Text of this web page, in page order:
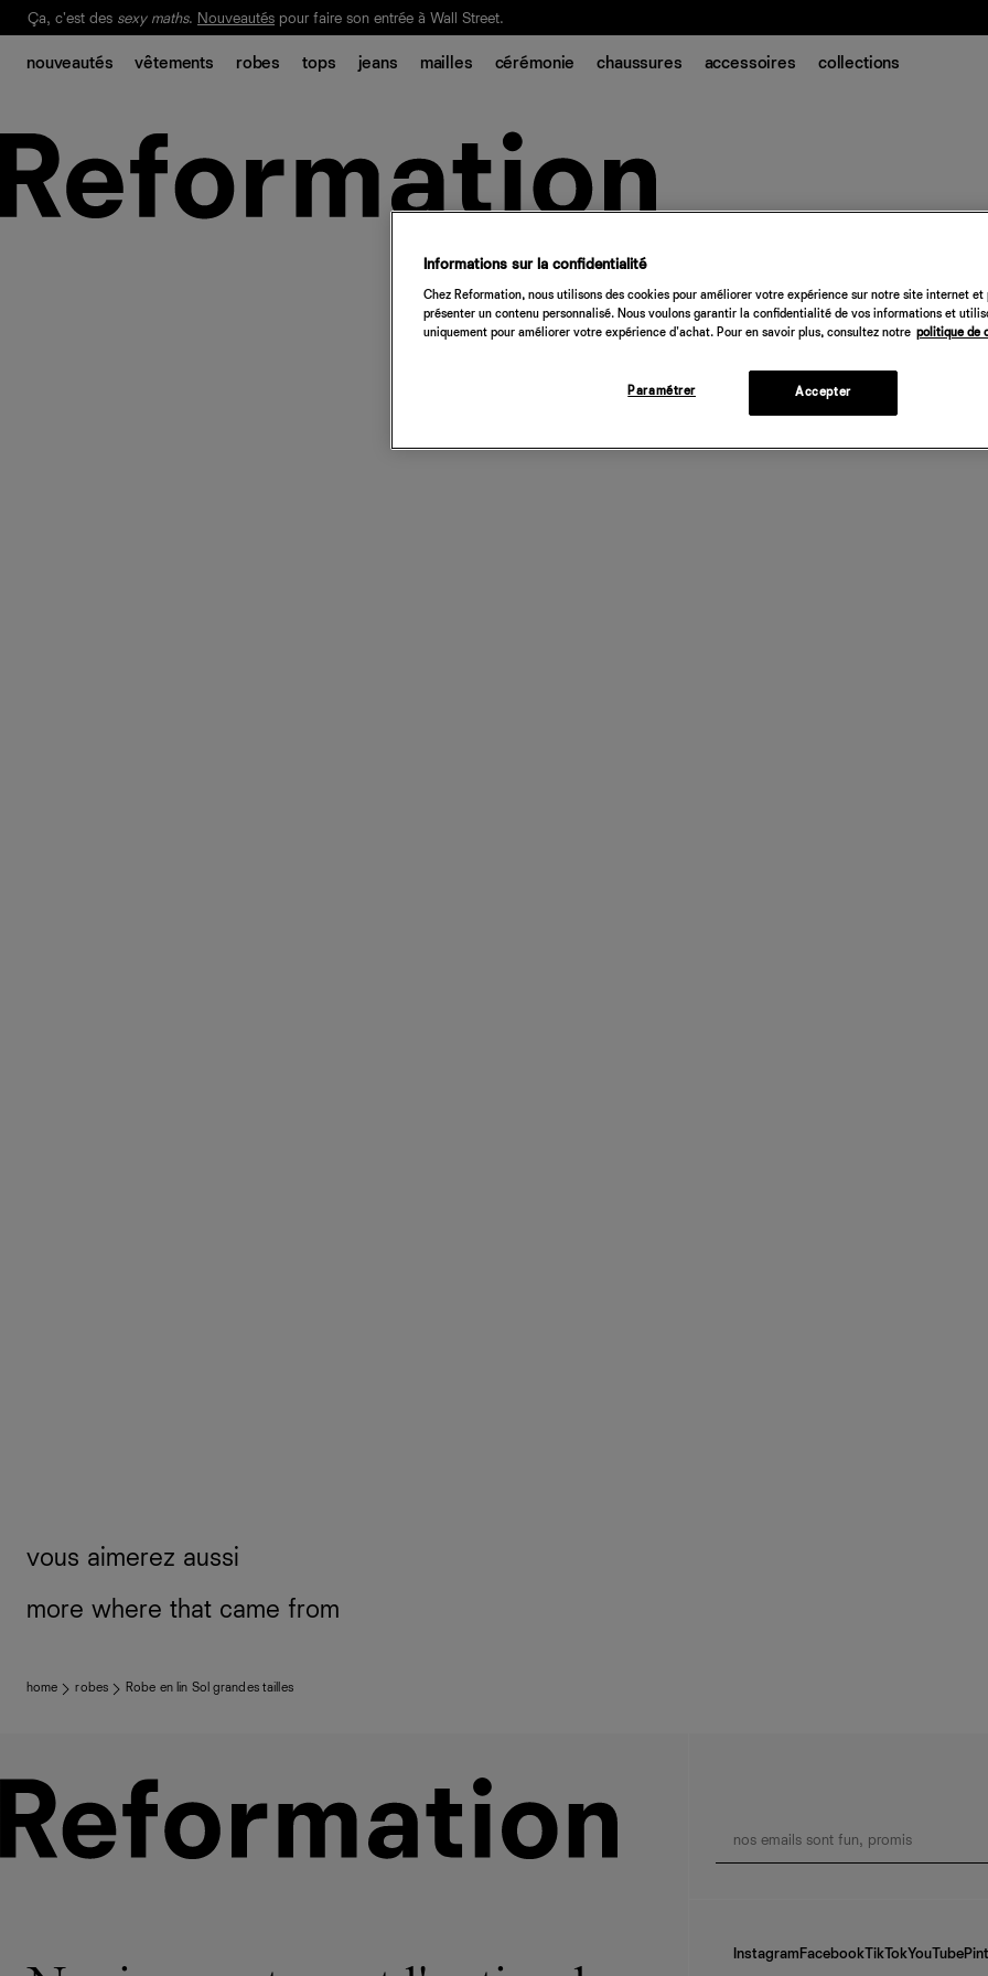
Notre Bilan Responsable 2025 est ici. Lisez-le
Ça, c'est des sexy maths. Nouveautés pour faire son entrée à Wall Street.
nouveautés vêtements robes tops jeans mailles cérémonie chaussures accessoires collections
vous aimerez aussi
more where that came from
home robes Robe en lin Sol grandes tailles
Instagram FacebookTikTokYouTube
Informations sur la confidentialité
Chez Reformation, nous utilisons des cookies pour améliorer votre expérience sur notre site internet et
présenter un contenu personnalisé. Nous voulons garantir la confidentialité de vos informations et
uniquement pour améliorer votre expérience d'achat. Pour en savoir plus, consultez notre politique de
Paramétrer Accepter